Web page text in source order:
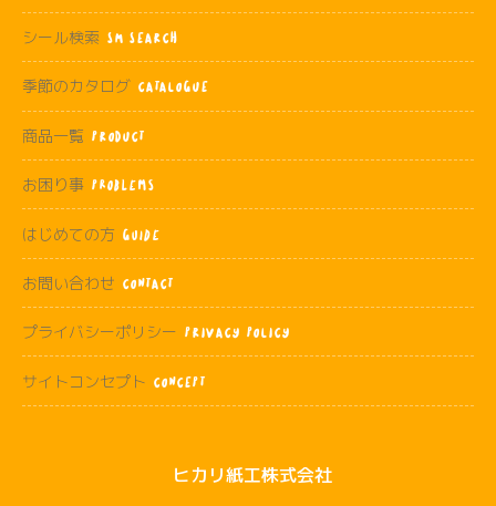
シール検索 SM SEARCH
季節のカタログ CATALOGUE
商品一覧 PRODUCT
お困り事 Problems
はじめての方 Guide
お問い合わせ CONTACT
プライバシーポリシー PRIVACY POLICY
サイトコンセプト CONCEPT
ヒカリ紙工株式会社